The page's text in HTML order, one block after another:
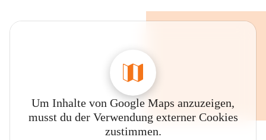
Um Inhalte von Google Maps anzuzeigen,
musst du der Verwendung externer Cookies
zustimmen.